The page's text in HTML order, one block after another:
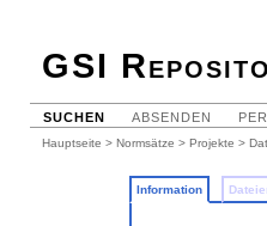
GSI
SUCHEN ABSENDEN
Hauptseite > Normsätze > Projekte >
Information